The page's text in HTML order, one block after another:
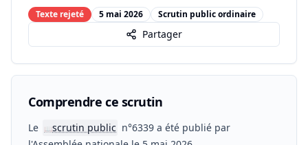
Texte rejeté 5 mai 2026 Scrutin public ordinaire
Partager
Comprendre ce scrutin
Le 📖scrutin public n°6339 a été publié par